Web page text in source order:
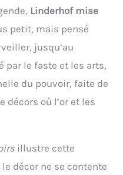
Linderhof mise
petit, mais pensé
jusqu’au
par le faste et les arts,
du pouvoir, faite de
décors où l’or et les
illustre cette
décor ne se contente